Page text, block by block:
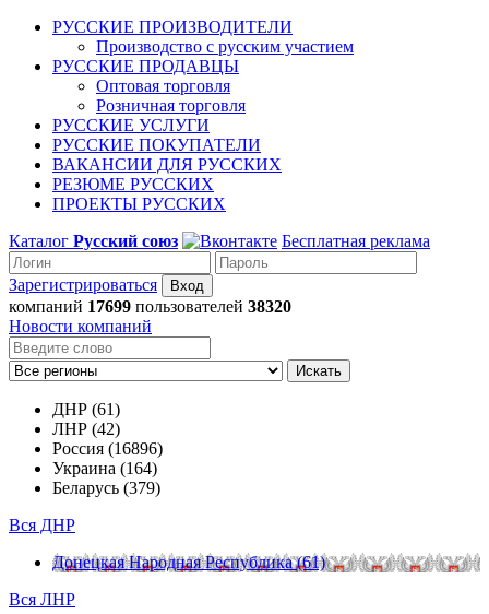
РУССКИЕ ПРОИЗВОДИТЕЛИ
Производство с русским участием
РУССКИЕ ПРОДАВЦЫ
Оптовая торговля
Розничная торговля
РУССКИЕ УСЛУГИ
РУССКИЕ ПОКУПАТЕЛИ
ВАКАНСИИ ДЛЯ РУССКИХ
РЕЗЮМЕ РУССКИХ
ПРОЕКТЫ РУССКИХ
Каталог Русский союз Бесплатная реклама
Зарегистрироваться
компаний 17699 пользователей 38320
Новости компаний
Искать
ДНР (61)
ЛНР (42)
Россия (16896)
Украина (164)
Беларусь (379)
Вся ДНР
Донецкая Народная Республика (61)
Вся ЛНР